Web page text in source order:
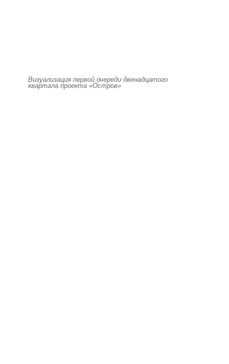
Визуализация первой очереди двенадцатого
квартала проекта «Остров»